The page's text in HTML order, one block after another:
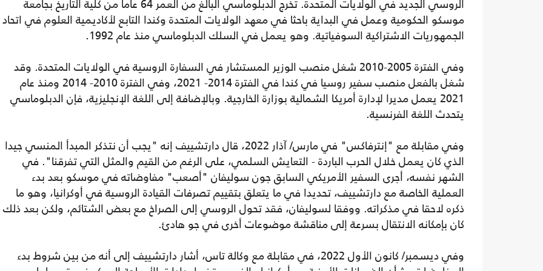
الروسي الجديد في الولايات المتحدة. تخرج الدبلوماسي البالغ من العمر 64 عاما من كلية التاريخ بجامعة
موسكو الحكومية وعمل في البداية باحثا في معهد الولايات المتحدة وكندا التابع لأكاديمية العلوم في اتحاد
الجمهوريات الاشتراكية السوفياتية. وهو يعمل في السلك الدبلوماسي منذ عام 1992.
وفي الفترة 2005-2010 شغل منصب الوزير المستشار في السفارة الروسية في الولايات المتحدة. وقد
شغل بالفعل منصب سفير روسيا في كندا في الفترة 2014- 2021، وفي الفترة 2010- 2014 ومنذ عام
2021 يعمل مديرا لإدارة أمريكا الشمالية بوزارة الخارجية. وبالإضافة إلى اللغة الإنجليزية، فإن الدبلوماسي
يتحدث اللغة الفرنسية.
وفي مقابلة مع "إنترفاكس" في مارس/ آذار 2022، قال دارتشييف إنه "يجب أن نتذكر المبدأ المنسي جيدا
الذي كان يعمل خلال الحرب الباردة - التعايش السلمي، على الرغم من القيم والمثل التي تفرقنا". في
الشهر نفسه، أجرى السفير الأمريكي السابق جون سوليفان "أصعب" مفاوضاته في موسكو بعد بدء
العملية الخاصة مع دارتشييف، تحديدا في ما يتعلق بتقييم تصرفات القيادة الروسية في أوكرانيا، وهو ما
ذكره لاحقا في مذكراته. ووفقا لسوليفان، فقد تحول الروسي إلى الصراخ مع بعض الشتائم، ولكن بعد ذلك
كان بإمكانه الانتقال بسرعة إلى مناقشة موضوعات أخرى في جو هادئ.
وفي ديسمبر/ كانون الأول 2022، في مقابلة مع وكالة تاس، أشار دارتشييف إلى أنه من بين شروط بدء